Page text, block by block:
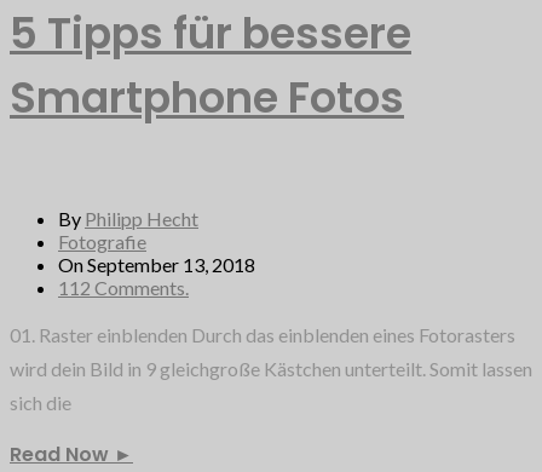
5 Tipps für bessere
Smartphone Fotos
By Philipp Hecht
Fotografie
On September 13, 2018
112 Comments.
01. Raster einblenden Durch das einblenden eines Fotorasters
wird dein Bild in 9 gleichgroße Kästchen unterteilt. Somit lassen
sich die
Read Now ►